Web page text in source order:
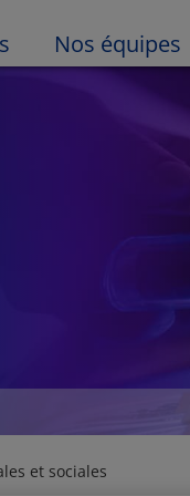
Nos équipes
et sociales